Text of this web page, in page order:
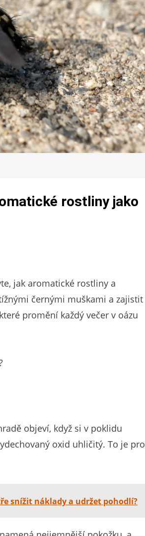
rostliny jako
jak aromatické rostliny a
černými muškami a zajistit
promění každý večer v oázu
objeví, když si v poklidu
oxid uhličitý. To je pro
snížit náklady a udržet pohodlí?